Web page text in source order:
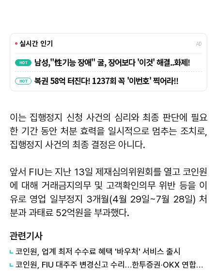
이는 집행정지 신청 사건의 심리와 최종 판단에 필요
한 기간 동안 처분 효력을 일시적으로 멈추는 조치로,
집행정지 사건의 최종 결정은 아니다.
앞서 FIU는 지난 13일 제재심의위원회를 열고 코인원
에 대해 거래금지의무 및 고객확인의무 위반 등을 이
유로 영업 일부정지 3개월(4월 29일~7월 28일) 처
분과 과태료 52억원을 부과했다.
관련기사
코인원, 업계 최저 수수료 혜택 '바우처' 서비스 출시
코인원, FIU 대주주 변경신고 수리…한투증권·OKX 연합체 출범